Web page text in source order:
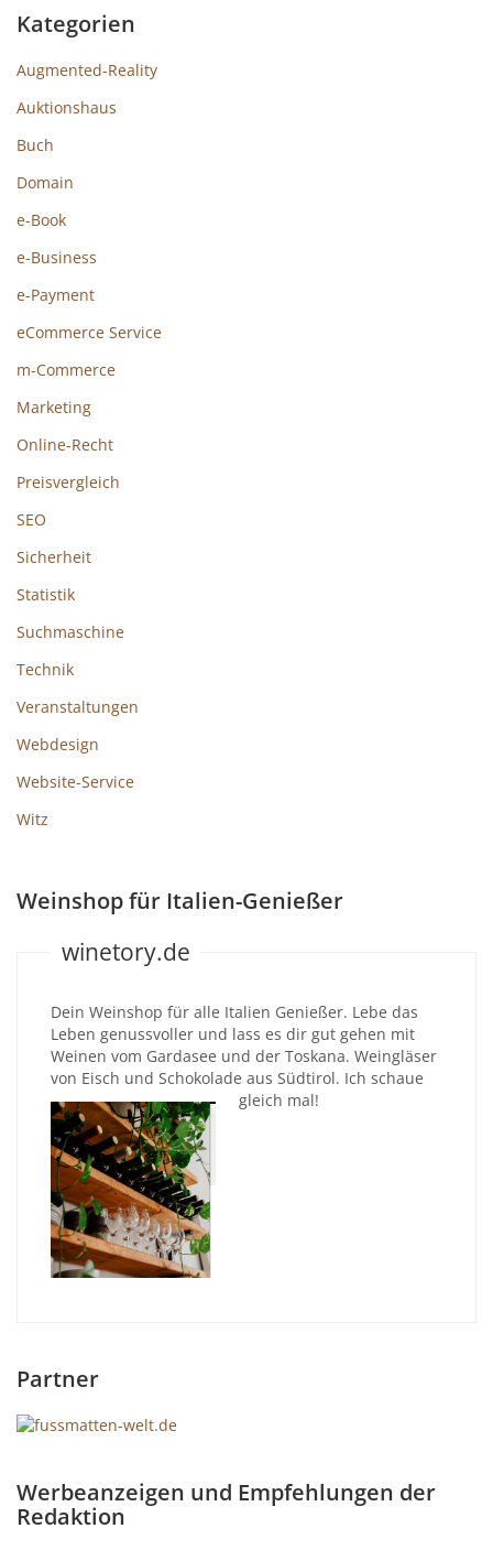
Kategorien
Augmented-Reality
Auktionshaus
Buch
Domain
e-Book
e-Business
e-Payment
eCommerce Service
m-Commerce
Marketing
Online-Recht
Preisvergleich
SEO
Sicherheit
Statistik
Suchmaschine
Technik
Veranstaltungen
Webdesign
Website-Service
Witz
Weinshop für Italien-Genießer
winetory.de
Dein Weinshop für alle Italien Genießer. Lebe das
Leben genussvoller und lass es dir gut gehen mit
Weinen vom Gardasee und der Toskana. Weingläser
von Eisch und Schokolade aus Südtirol. Ich schaue
gleich mal!
Partner
Werbeanzeigen und Empfehlungen der
Redaktion